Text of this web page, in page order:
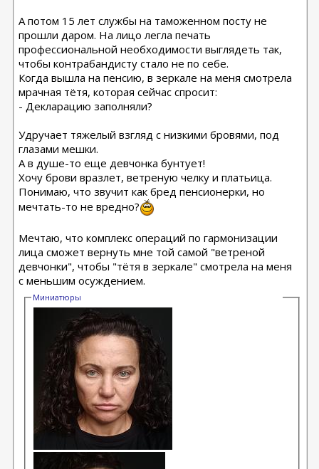
А потом 15 лет службы на таможенном посту не
прошли даром. На лицо легла печать
профессиональной необходимости выглядеть так,
чтобы контрабандисту стало не по себе.
Когда вышла на пенсию, в зеркале на меня смотрела
мрачная тётя, которая сейчас спросит:
- Декларацию заполняли?
Удручает тяжелый взгляд с низкими бровями, под
глазами мешки.
А в душе-то еще девчонка бунтует!
Хочу брови вразлет, ветреную челку и платьица.
Понимаю, что звучит как бред пенсионерки, но
мечтать-то не вредно?
Мечтаю, что комплекс операций по гармонизации
лица сможет вернуть мне той самой "ветреной
девчонки", чтобы "тётя в зеркале" смотрела на меня
с меньшим осуждением.
Миниатюры